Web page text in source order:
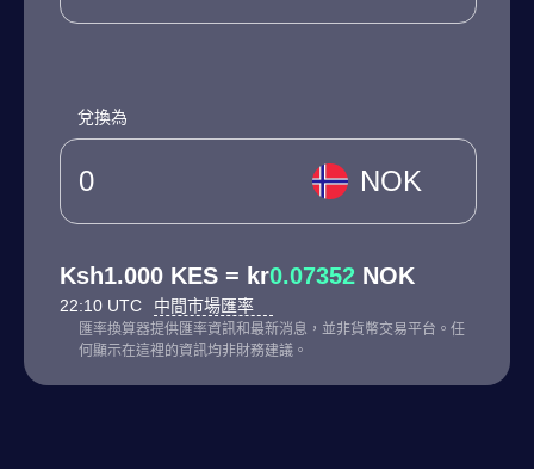
兌換為
NOK
Ksh1.000 KES = kr0.07352 NOK
22:10 UTC 中間市場匯率
匯率換算器提供匯率資訊和最新消息，並非貨幣交易平台。任
何顯示在這裡的資訊均非財務建議。